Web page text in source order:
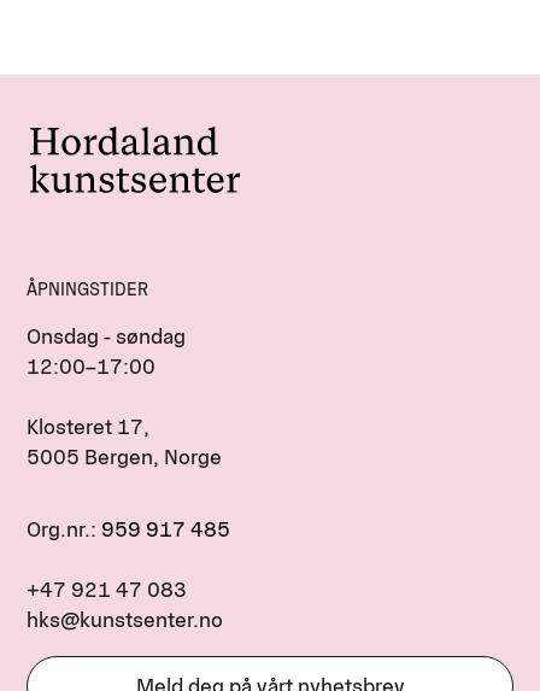
ÅPNINGSTIDER
Onsdag - søndag
12:00–17:00
Klosteret 17,
5005 Bergen, Norge
Org.nr.: 959 917 485
+47 921 47 083
hks@kunstsenter.no
Meld deg på vårt nyhetsbrev